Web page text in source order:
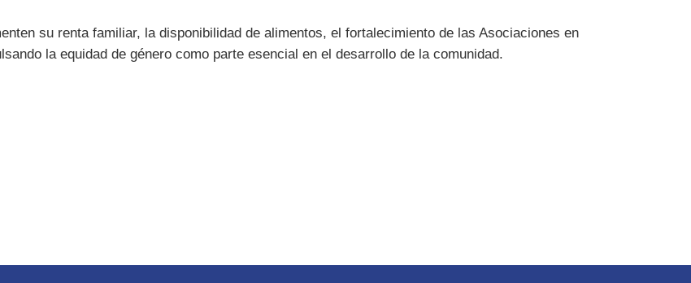
su renta familiar, la disponibilidad de alimentos, el fortalecimiento de las Asociaciones en
la equidad de género como parte esencial en el desarrollo de la comunidad.